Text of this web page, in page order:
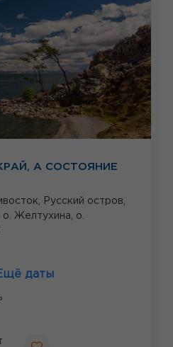
А СОСТОЯНИЕ
Русский остров,
о. Желтухина, о.
даты